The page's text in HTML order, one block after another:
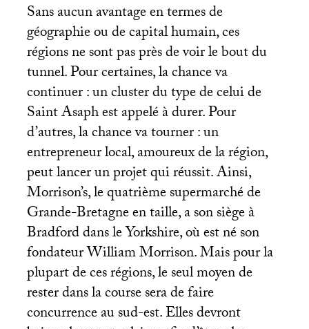
Sans aucun avantage en termes de
géographie ou de capital humain, ces
régions ne sont pas près de voir le bout du
tunnel. Pour certaines, la chance va
continuer : un cluster du type de celui de
Saint Asaph est appelé à durer. Pour
d’autres, la chance va tourner : un
entrepreneur local, amoureux de la région,
peut lancer un projet qui réussit. Ainsi,
Morrison’s, le quatrième supermarché de
Grande-Bretagne en taille, a son siège à
Bradford dans le Yorkshire, où est né son
fondateur William Morrison. Mais pour la
plupart de ces régions, le seul moyen de
rester dans la course sera de faire
concurrence au sud-est. Elles devront